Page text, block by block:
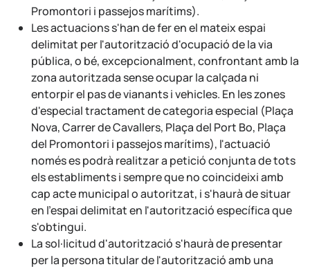
Promontori i passejos marítims).
Les actuacions s'han de fer en el mateix espai
delimitat per l'autorització d'ocupació de la via
pública, o bé, excepcionalment, confrontant amb la
zona autoritzada sense ocupar la calçada ni
entorpir el pas de vianants i vehicles. En les zones
d'especial tractament de categoria especial (Plaça
Nova, Carrer de Cavallers, Plaça del Port Bo, Plaça
del Promontori i passejos marítims), l'actuació
només es podrà realitzar a petició conjunta de tots
els establiments i sempre que no coincideixi amb
cap acte municipal o autoritzat, i s'haurà de situar
en l'espai delimitat en l'autorització específica que
s'obtingui.
La sol·licitud d'autorització s'haurà de presentar
per la persona titular de l'autorització amb una